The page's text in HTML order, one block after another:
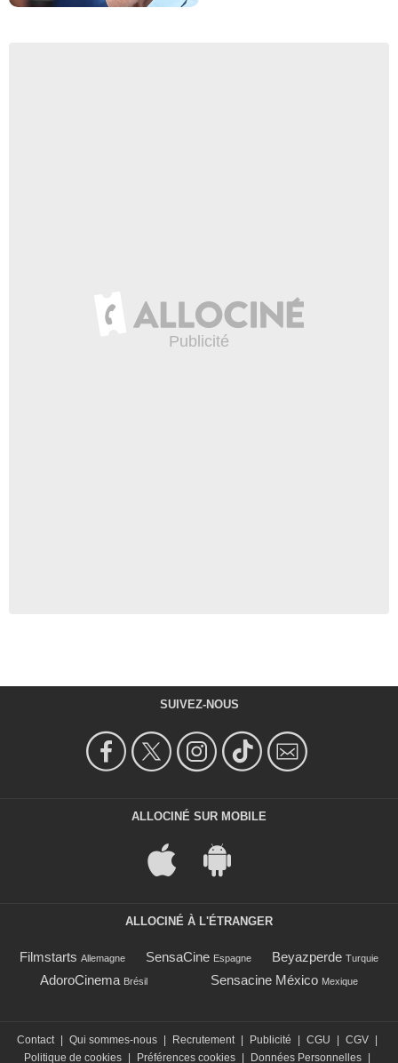
SUIVEZ-NOUS
ALLOCINÉ SUR MOBILE
ALLOCINÉ À L'ÉTRANGER
Filmstarts Allemagne SensaCine Espagne Beyazperde Turquie
AdoroCinema Brésil Sensacine México Mexique
Contact Qui sommes-nous Recrutement Publicité CGU CGV
Politique de cookies
Préférences cookies Données Personnelles